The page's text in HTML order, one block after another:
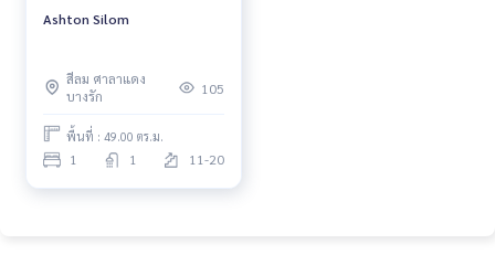
Ashton Silom
สีลม ศาลาแดง
บางรัก
105
พื้นที่ : 49.00 ตร.ม.
1 1 11-20